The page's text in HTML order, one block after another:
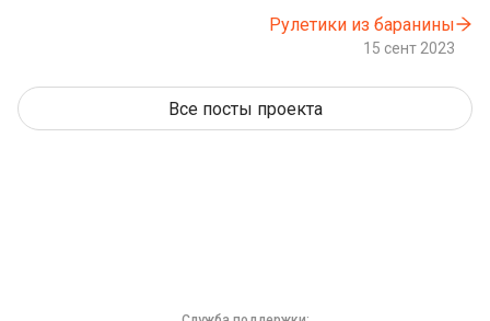
Рулетики из баранины
15 сент 2023
Все посты проекта